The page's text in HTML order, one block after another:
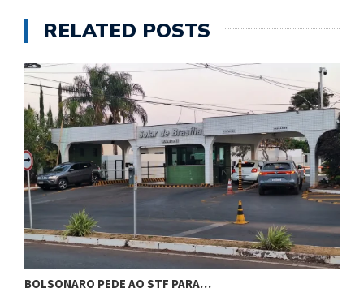
RELATED POSTS
BOLSONARO PEDE AO STF PARA…